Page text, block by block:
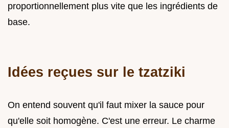
proportionnellement plus vite que les ingrédients de
base.
Idées reçues sur le tzatziki
On entend souvent qu'il faut mixer la sauce pour
qu'elle soit homogène. C'est une erreur. Le charme